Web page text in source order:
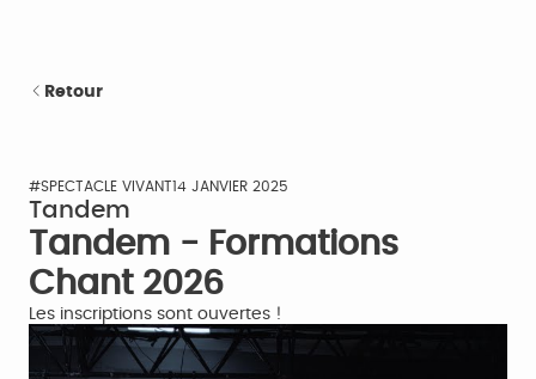
Retour
#SPECTACLE VIVANT14 JANVIER 2025
Tandem
Tandem - Formations
Chant 2026
Les inscriptions sont ouvertes !